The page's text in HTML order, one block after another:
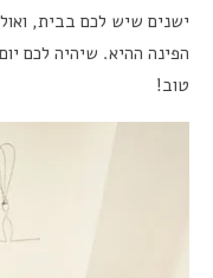
ישנים שיש לכם בבית,
הפינה ההיא. שיהיה לכם
טוב!